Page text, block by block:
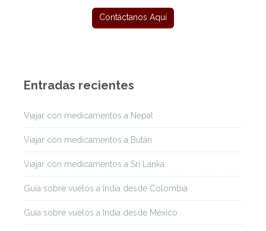
Entradas recientes
Viajar con medicamentos a Nepal
Viajar con medicamentos a Bután
Viajar con medicamentos a Sri Lanka
Guía sobre vuelos a India desde Colombia
Guía sobre vuelos a India desde México